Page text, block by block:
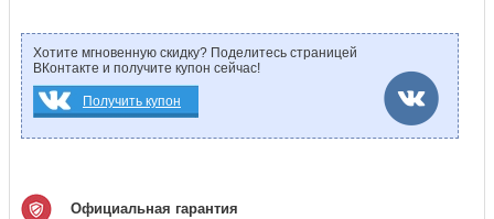
Хотите мгновенную скидку? Поделитесь страницей
ВКонтакте и получите купон сейчас!
Получить купон
Официальная гарантия